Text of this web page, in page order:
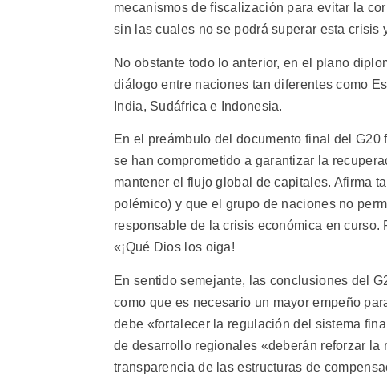
mecanismos de fiscalización para evitar la
sin las cuales no se podrá superar esta crisis
No obstante todo lo anterior, en el plano
diálogo entre naciones tan diferentes como
India, Sudáfrica e Indonesia.
En el preámbulo del documento final del
se han comprometido a garantizar la
mantener el flujo global de capitales. Afirma
polémico) y que el grupo de naciones no
responsable de la crisis económica en
«¡Qué Dios los oiga!
En sentido semejante, las conclusiones del
como que es necesario un mayor empeño
debe «fortalecer la regulación del sistema
de desarrollo regionales «deberán reforzar
transparencia de las estructuras de